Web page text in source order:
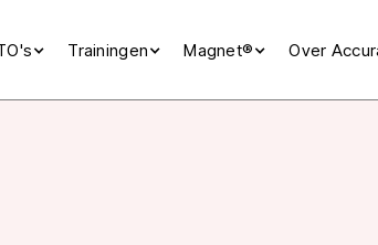
Trainingen Magnet® Over